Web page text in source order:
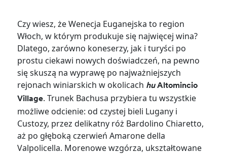
Czy wiesz, że Wenecja Euganejska to region
Włoch, w którym produkuje się najwięcej wina?
Dlatego, zarówno koneserzy, jak i turyści po
prostu ciekawi nowych doświadczeń, na pewno
się skuszą na wyprawę po najważniejszych
rejonach winiarskich w okolicach huAltomincio
Village. Trunek Bachusa przybiera tu wszystkie
możliwe odcienie: od czystej bieli Lugany i
Custozy, przez delikatny róż Bardolino Chiaretto,
aż po głęboką czerwień Amarone della
Valpolicella. Morenowe wzgórza, ukształtowane